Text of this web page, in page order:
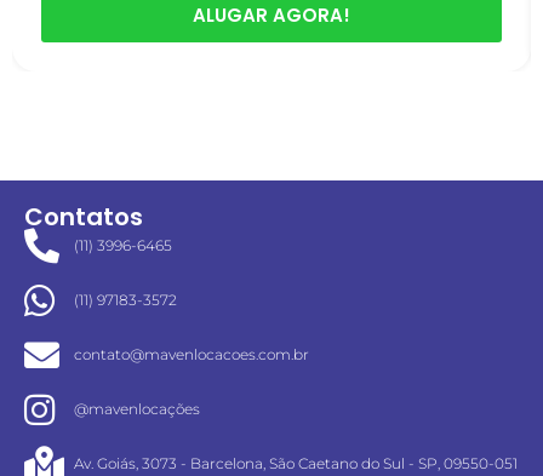
ALUGAR AGORA!
Contatos
(11) 3996-6465
(11) 97183-3572
contato@mavenlocacoes.com.br
@mavenlocações
Av. Goiás, 3073 - Barcelona, São Caetano do Sul - SP, 09550-051